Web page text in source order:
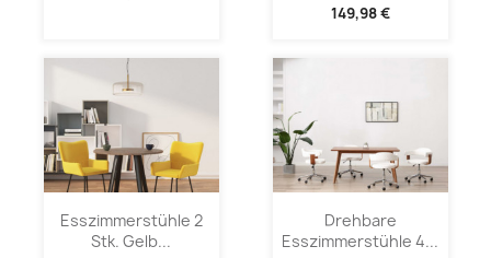
149,98 €
Esszimmerstühle 2
Stk. Gelb...
Drehbare
Esszimmerstühle 4...